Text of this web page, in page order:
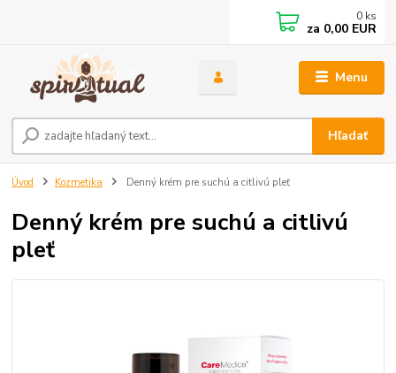
Menu
Hľadať
0 ks
za 0,00 EUR
Úvod Kozmetika Denný krém pre suchú a citlivú pleť
Denný krém pre suchú a citlivú
pleť